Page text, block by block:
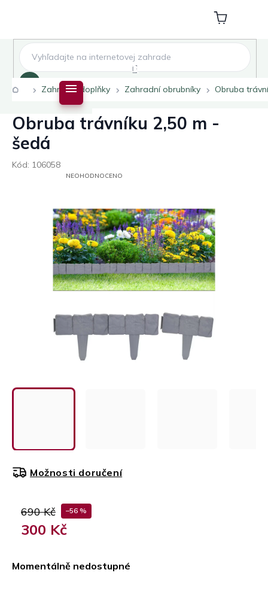
Nákupní
košík
DomůZahradní doplňky Zahradní obrubníky Obruba
Obruba trávníku 2,50 m -
šedá
Kód: 106058
PRŮMĚRNÉ
HVĚZDIČEK.
NEOHODNOCENO
690 Kč –56 %
300 Kč
Momentálně nedostupné
Možnosti doručení